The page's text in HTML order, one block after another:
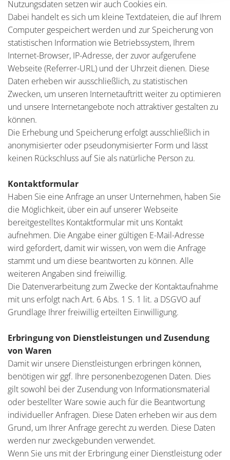
Nutzungsdaten setzen wir auch Cookies ein.
Dabei handelt es sich um kleine Textdateien, die auf Ihrem
Computer gespeichert werden und zur Speicherung von
statistischen Information wie Betriebssystem, Ihrem
Internet-Browser, IP-Adresse, der zuvor aufgerufene
Webseite (Referrer-URL) und der Uhrzeit dienen. Diese
Daten erheben wir ausschließlich, zu statistischen
Zwecken, um unseren Internetauftritt weiter zu optimieren
und unsere Internetangebote noch attraktiver gestalten zu
können.
Die Erhebung und Speicherung erfolgt ausschließlich in
anonymisierter oder pseudonymisierter Form und lässt
keinen Rückschluss auf Sie als natürliche Person zu.
Kontaktformular
Haben Sie eine Anfrage an unser Unternehmen, haben Sie
die Möglichkeit, über ein auf unserer Webseite
bereitgestelltes Kontaktformular mit uns Kontakt
aufnehmen. Die Angabe einer gültigen E-Mail-Adresse
wird gefordert, damit wir wissen, von wem die Anfrage
stammt und um diese beantworten zu können. Alle
weiteren Angaben sind freiwillig.
Die Datenverarbeitung zum Zwecke der Kontaktaufnahme
mit uns erfolgt nach Art. 6 Abs. 1 S. 1 lit. a DSGVO auf
Grundlage Ihrer freiwillig erteilten Einwilligung.
Erbringung von Dienstleistungen und Zusendung
von Waren
Damit wir unsere Dienstleistungen erbringen können,
benötigen wir ggf. Ihre personenbezogenen Daten. Dies
gilt sowohl bei der Zusendung von Informationsmaterial
oder bestellter Ware sowie auch für die Beantwortung
individueller Anfragen. Diese Daten erheben wir aus dem
Grund, um Ihrer Anfrage gerecht zu werden. Diese Daten
werden nur zweckgebunden verwendet.
Wenn Sie uns mit der Erbringung einer Dienstleistung oder